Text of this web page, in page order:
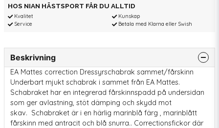
HOS NIAN HÄSTSPORT FÅR DU ALLTID
Kvalitet
Service
Kunskap
Betala med Klarna eller Swish
Beskrivning
EA Mattes correction Dressyrschabrak sammet/fårskinn
Underbart mjukt schabrak i sammet från EA Mattes.
Schabraket har en integrerad fårskinnspadd på undersidan
som ger avlastning, stöt dämping och skydd mot
skav. Schabraket är i en härlig marinblå färg , marinblått
fårskinn med antracit och blå snurra.. Correctionsfickor där